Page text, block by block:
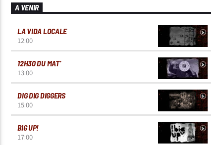
A VENIR
LA VIDA LOCALE
12:00
12H30 DU MAT’
13:00
DIG DIG DIGGERS
15:00
BIG UP!
17:00